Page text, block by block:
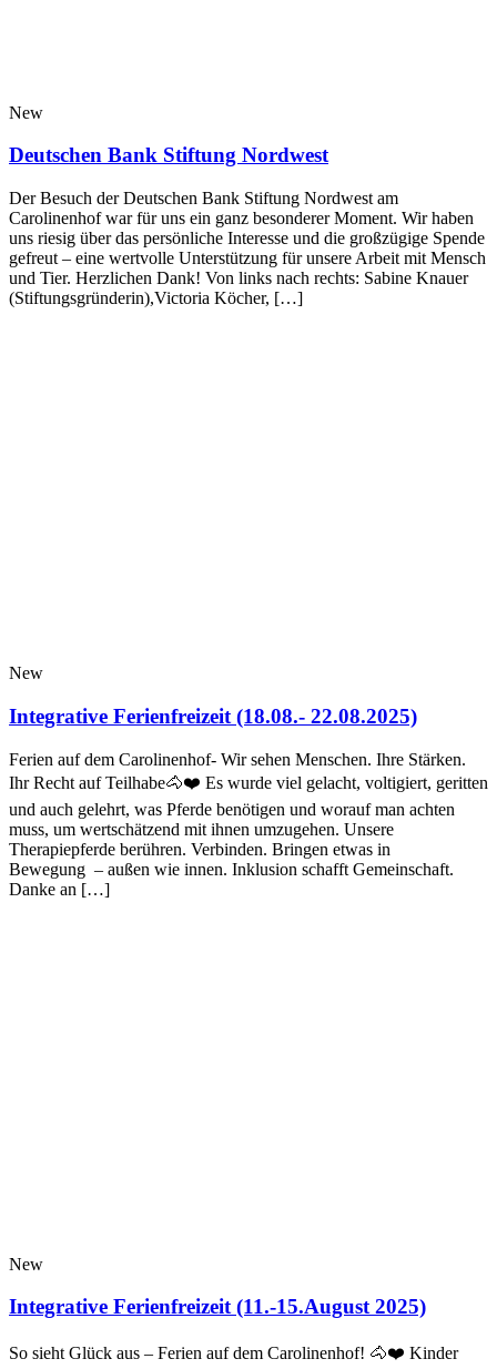
New
Deutschen Bank Stiftung Nordwest
Der Besuch der Deutschen Bank Stiftung Nordwest am
Carolinenhof war für uns ein ganz besonderer Moment. Wir haben
uns riesig über das persönliche Interesse und die großzügige Spende
gefreut – eine wertvolle Unterstützung für unsere Arbeit mit Mensch
und Tier. Herzlichen Dank! Von links nach rechts: Sabine Knauer
(Stiftungsgründerin),Victoria Köcher, […]
New
Integrative Ferienfreizeit (18.08.- 22.08.2025)
Ferien auf dem Carolinenhof- Wir sehen Menschen. Ihre Stärken.
Ihr Recht auf Teilhabe🐴❤️ Es wurde viel gelacht, voltigiert, geritten
und auch gelehrt, was Pferde benötigen und worauf man achten
muss, um wertschätzend mit ihnen umzugehen. Unsere
Therapiepferde berühren. Verbinden. Bringen etwas in
Bewegung – außen wie innen. Inklusion schafft Gemeinschaft.
Danke an […]
New
Integrative Ferienfreizeit (11.-15.August 2025)
So sieht Glück aus – Ferien auf dem Carolinenhof! 🐴❤️ Kinder